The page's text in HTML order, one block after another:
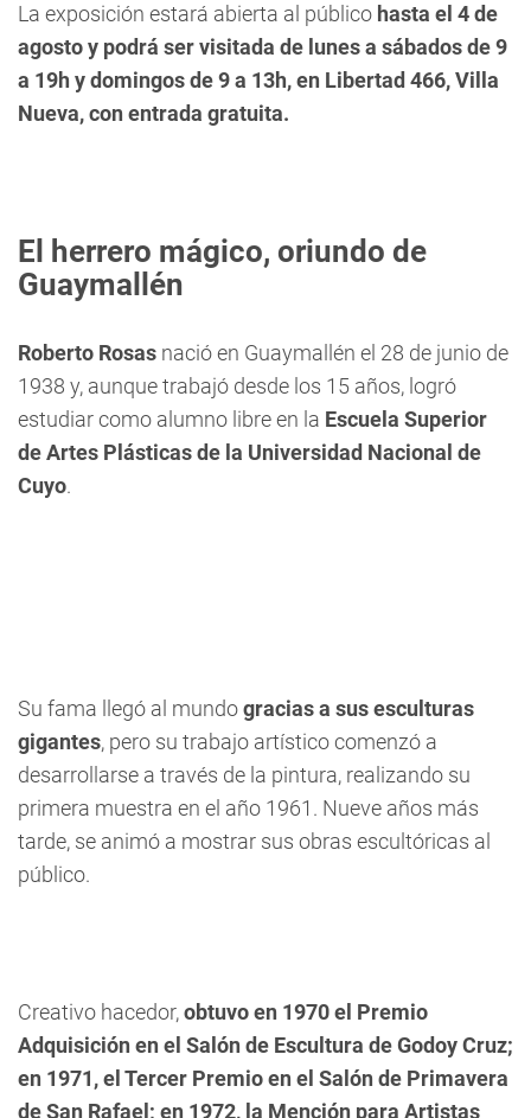
La exposición estará abierta al público hasta el 4 de
agosto y podrá ser visitada de lunes a sábados de 9
a 19h y domingos de 9 a 13h, en Libertad 466, Villa
Nueva, con entrada gratuita.
El herrero mágico, oriundo de
Guaymallén
Roberto Rosas nació en Guaymallén el 28 de junio de
1938 y, aunque trabajó desde los 15 años, logró
estudiar como alumno libre en la Escuela Superior
de Artes Plásticas de la Universidad Nacional de
Cuyo.
Su fama llegó al mundogracias a sus esculturas
gigantes, pero su trabajo artístico comenzó a
desarrollarse a través de la pintura, realizando su
primera muestra en el año 1961. Nueve años más
tarde, se animó a mostrar sus obras escultóricas al
público.
Creativo hacedor,obtuvo en 1970 el Premio
Adquisición en el Salón de Escultura de Godoy Cruz;
en 1971, el Tercer Premio en el Salón de Primavera
de San Rafael; en 1972, la Mención para Artistas